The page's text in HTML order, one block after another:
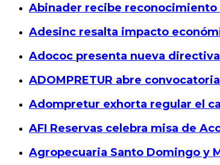
Abinader recibe reconocimiento
Adesinc resalta impacto
Adococ presenta nueva
ADOMPRETUR abre
Adompretur exhorta regular el
AFI Reservas celebra misa de
Agropecuaria Santo Domingo y